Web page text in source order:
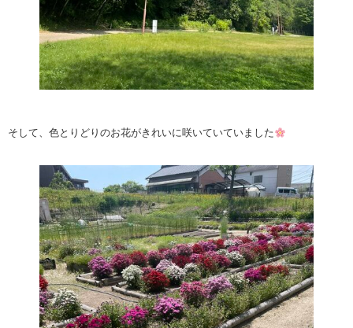
そして、色とりどりのお花がきれいに咲いていていました